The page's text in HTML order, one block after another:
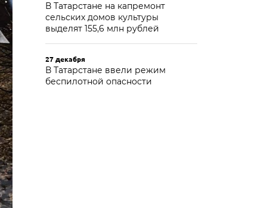
В Татарстане на капремонт
сельских домов культуры
выделят 155,6 млн рублей
27 декабря
В Татарстане ввели режим
беспилотной опасности